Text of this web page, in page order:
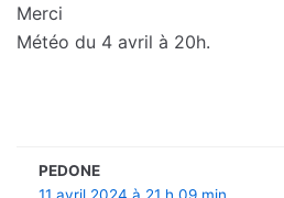
Merci
Météo du 4 avril à 20h.
PEDONE
11 avril 2024 à 21 h 09 min